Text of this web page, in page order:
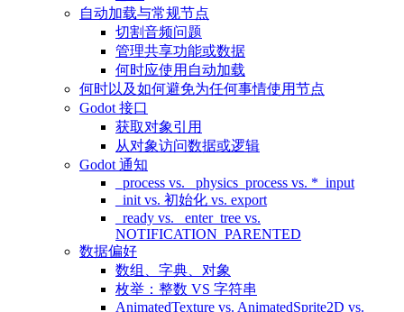
自动加载与常规节点
切割音频问题
管理共享功能或数据
何时应使用自动加载
何时以及如何避免为任何事情使用节点
Godot 接口
获取对象引用
从对象访问数据或逻辑
Godot 通知
_process vs. _physics_process vs. *_input
_init vs. 初始化 vs. export
_ready vs. _enter_tree vs.
NOTIFICATION_PARENTED
数据偏好
数组、字典、对象
枚举：整数 VS 字符串
AnimatedTexture vs. AnimatedSprite2D vs.